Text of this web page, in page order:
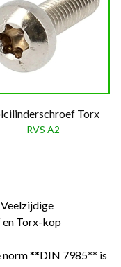
Torx
RVS A2
en Torx-kop
**DIN 7985** is